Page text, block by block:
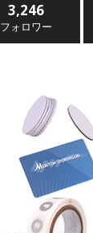
3,246
フォロワー